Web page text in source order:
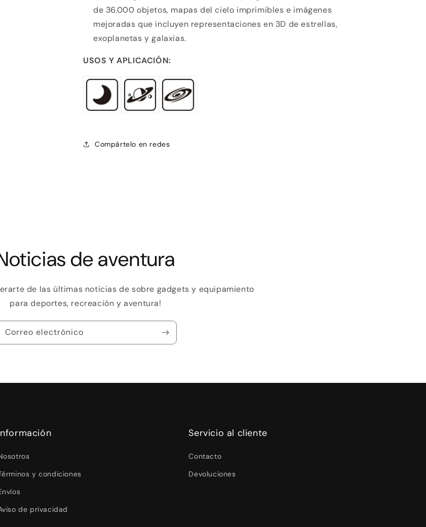
de 36.000 objetos, mapas del cielo imprimibles e imágenes
mejoradas que incluyen representaciones en 3D de estrellas,
exoplanetas y galaxias.
USOS Y APLICACIÓN:
Compártelo en redes
de aventura
de las últimas noticias de sobre gadgets y equipamiento
para deportes, recreación y aventura!
Correo electrónico
y condiciones
de privacidad
Servicio al cliente
Contacto
Devoluciones
Crédito sujeto a aprobación.
¿Tienes dudas? Consulta nuestra Ayuda.